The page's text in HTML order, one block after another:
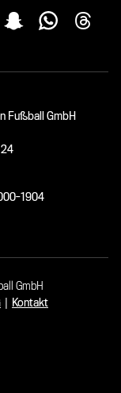
Fußball GmbH
1904
GmbH
Kontakt